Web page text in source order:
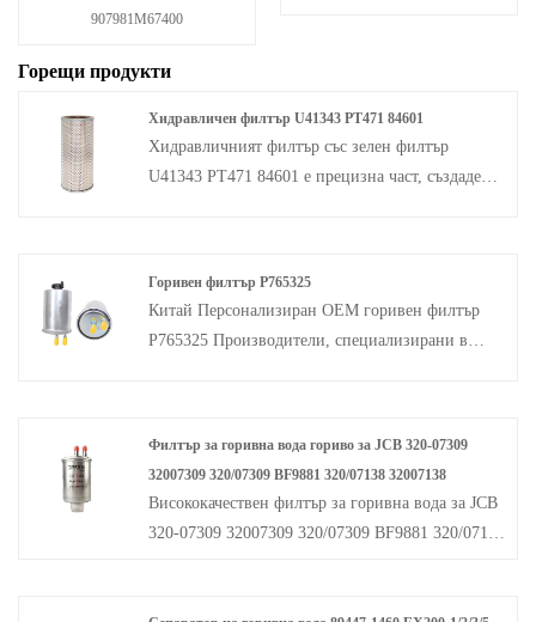
907981M67400
Горещи продукти
Хидравличен филтър U41343 PT471 84601
Хидравличният филтър със зелен филтър
U41343 PT471 84601 е прецизна част, създадена
система, поддържайки вашата машина при
Горивен филтър P765325
Китай Персонализиран OEM горивен филтър
P765325 Производители, специализирани в
части на горивната система са защитени от
Филтър за горивна вода гориво за JCB 320-07309
32007309 320/07309 BF9881 320/07138 32007138
Висококачествен филтър за горивна вода за JCB
320-07309 32007309 320/07309 BF9881 320/07138